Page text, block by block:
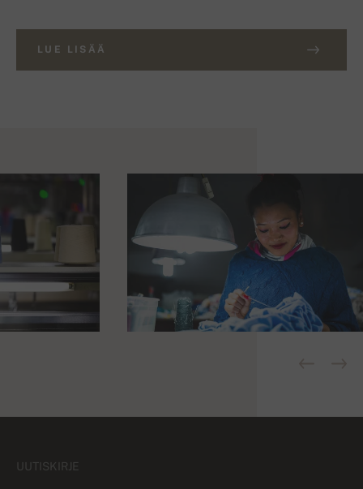
LUE LISÄÄ
UUTISKIRJE